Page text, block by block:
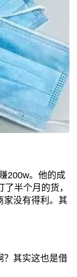
200w。他的成
半个月的货，
家没有得利。其
其实这也是借